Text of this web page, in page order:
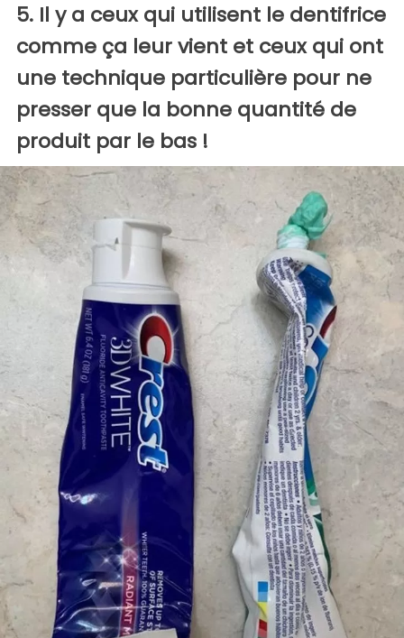
5. Il y a ceux qui utilisent le dentifrice
comme ça leur vient et ceux qui ont
une technique particulière pour ne
presser que la bonne quantité de
produit par le bas !